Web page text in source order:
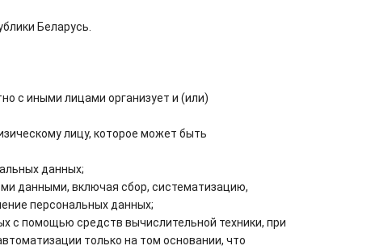
Беларусь.
с иными лицами организует и (или)
лицу, которое может быть
данных;
данными, включая сбор, систематизацию,
персональных данных;
с помощью средств вычислительной техники, при
только на том основании, что